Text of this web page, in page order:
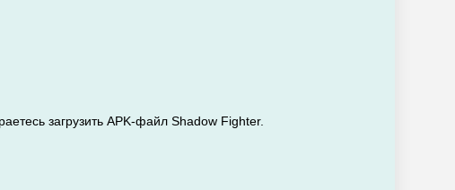
загрузить APK-файл Shadow Fighter.